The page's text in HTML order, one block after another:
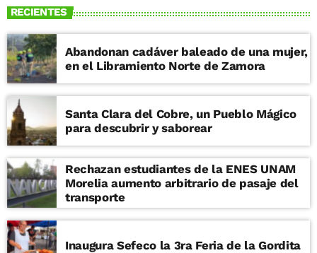
RECIENTES
Abandonan cadáver baleado de una mujer,
en el Libramiento Norte de Zamora
Santa Clara del Cobre, un Pueblo Mágico
para descubrir y saborear
Rechazan estudiantes de la ENES UNAM
Morelia aumento arbitrario de pasaje del
transporte
Inaugura Sefeco la 3ra Feria de la Gordita